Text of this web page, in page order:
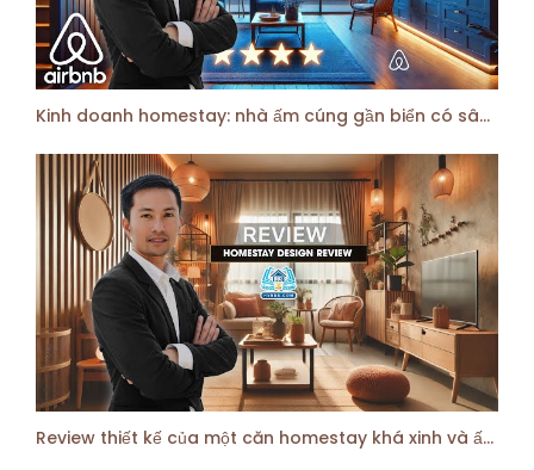
Kinh doanh homestay: nhà ấm cúng gần biển có sân tennis & trăm hoa đua nở: 2giường đơn+1 giường đôi
Review thiết kế của một căn homestay khá xinh và ấm cúng | HVBDS